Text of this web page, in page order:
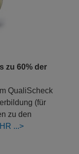
zu 60% der
QualiScheck
(für
zu den